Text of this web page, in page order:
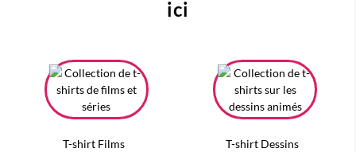
ici
T-shirt Films
T-shirt Dessins